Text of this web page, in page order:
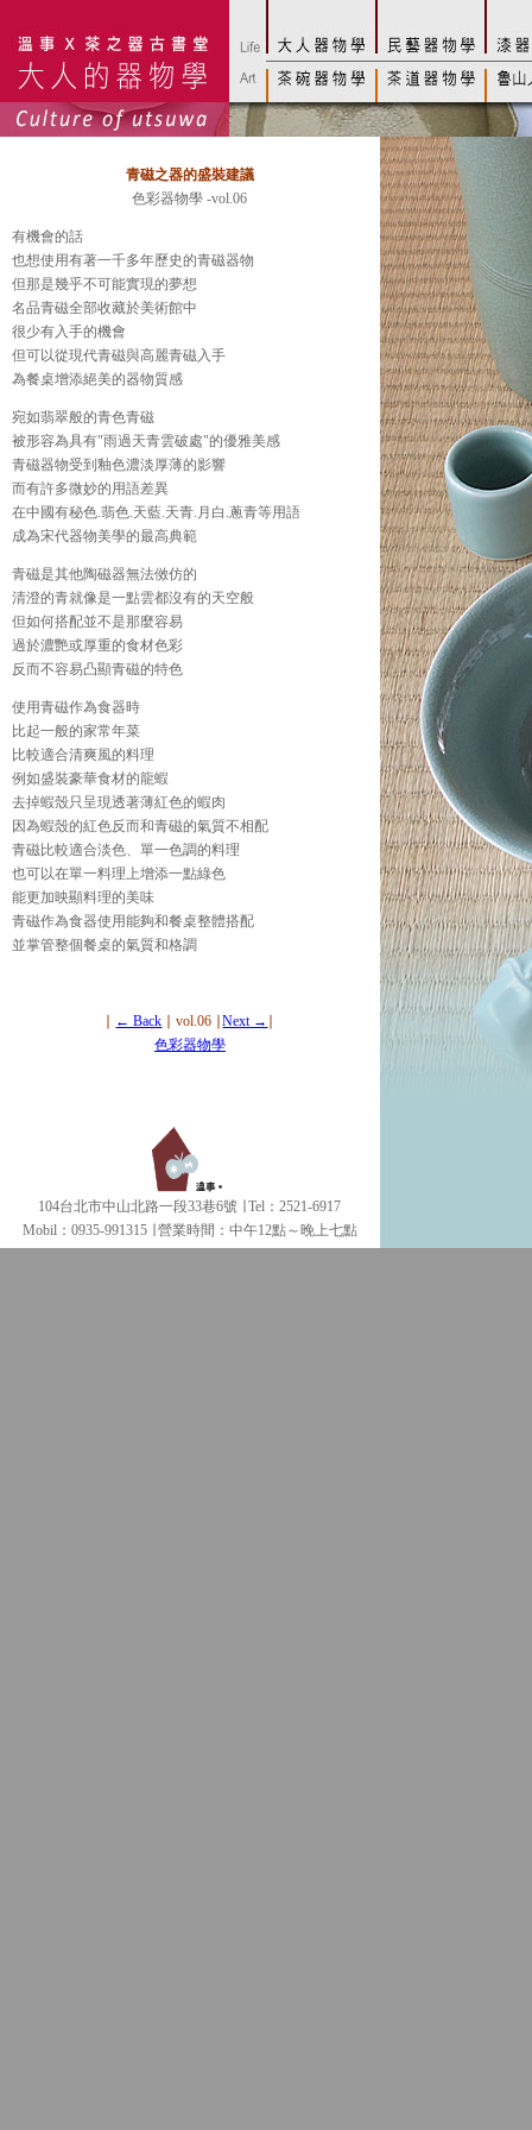
青磁之器的盛裝建議
色彩器物學 -vol.06
有機會的話
也想使用有著一千多年歷史的青磁器物
但那是幾乎不可能實現的夢想
名品青磁全部收藏於美術館中
很少有入手的機會
但可以從現代青磁與高麗青磁入手
為餐桌增添絕美的器物質感
宛如翡翠般的青色青磁
被形容為具有"雨過天青雲破處"的優雅美感
青磁器物受到釉色濃淡厚薄的影響
而有許多微妙的用語差異
在中國有秘色.翡色.天藍.天青.月白.蔥青等用語
成為宋代器物美學的最高典範
青磁是其他陶磁器無法傚仿的
清澄的青就像是一點雲都沒有的天空般
但如何搭配並不是那麼容易
過於濃艷或厚重的食材色彩
反而不容易凸顯青磁的特色
使用青磁作為食器時
比起一般的家常年菜
比較適合清爽風的料理
例如盛裝豪華食材的龍蝦
去掉蝦殼只呈現透著薄紅色的蝦肉
因為蝦殼的紅色反而和青磁的氣質不相配
青磁比較適合淡色、單一色調的料理
也可以在單一料理上增添一點綠色
能更加映顯料理的美味
青磁作為食器使用能夠和餐桌整體搭配
並掌管整個餐桌的氣質和格調
← Back ∣ vol.06 ∣Next →
色彩器物學
104台北市中山北路一段33巷6號 ∣ Tel：2521-6917
Mobil：0935-991315 ∣
營業時間：中午12點～晚上七點